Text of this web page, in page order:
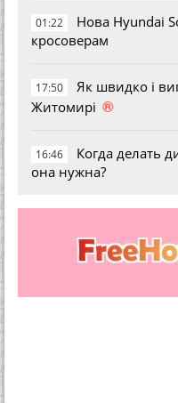
01:22
Нова Hyundai
кросоверам
17:50
Як швидко і
Житомирі ®
16:46
Когда делать
она нужна?